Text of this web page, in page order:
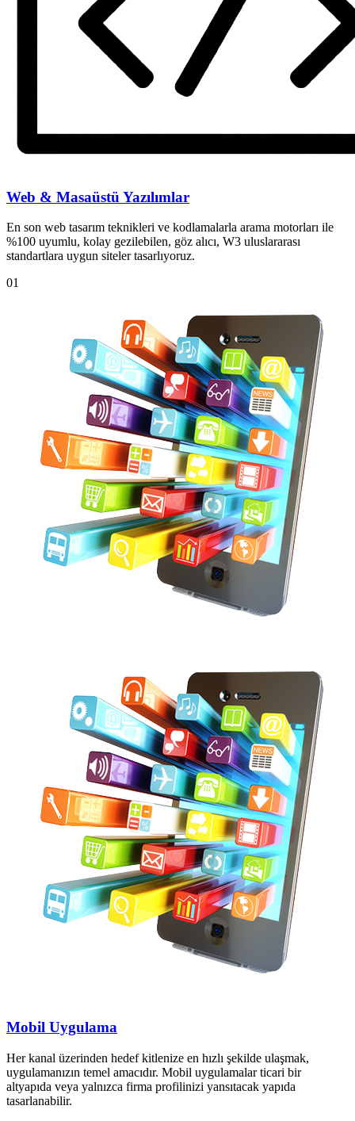
Web & Masaüstü Yazılımlar
En son web tasarım teknikleri ve kodlamalarla arama motorları ile
%100 uyumlu, kolay gezilebilen, göz alıcı, W3 uluslararası
standartlara uygun siteler tasarlıyoruz.
01
Mobil Uygulama
Her kanal üzerinden hedef kitlenize en hızlı şekilde ulaşmak,
uygulamanızın temel amacıdır. Mobil uygulamalar ticari bir
altyapıda veya yalnızca firma profilinizi yansıtacak yapıda
tasarlanabilir.